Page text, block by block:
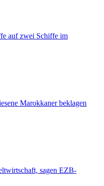
auf zwei Schiffe im
Marokkaner beklagen
sagen EZB-